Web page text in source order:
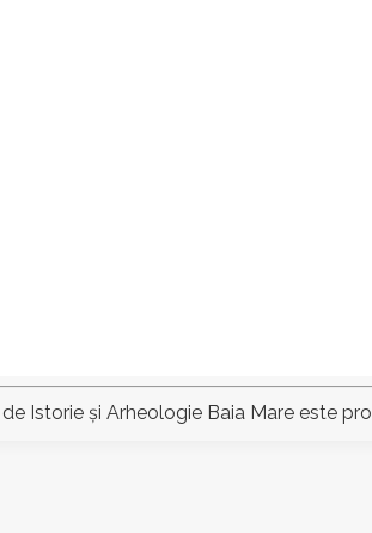
Istorie şi Arheologie Baia Mare este